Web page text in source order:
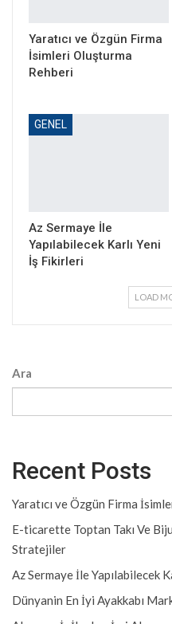
Yaratıcı ve Özgün Firma
İsimleri Oluşturma
Rehberi
GENEL
Az Sermaye İle
Yapılabilecek Karlı Yeni
İş Fikirleri
LOAD
Ara
Recent Posts
Yaratıcı ve Özgün Firma
E-ticarette Toptan Takı Ve
Stratejiler
Az Sermaye İle Yapılabilecek
Dünyanin En İyi Ayakkabı